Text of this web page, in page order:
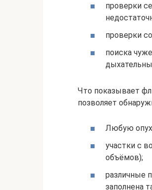
проверки
проверки
поиска
Что показывает
позволяет
Любую
участки с
объёмов);
различные
заполнена